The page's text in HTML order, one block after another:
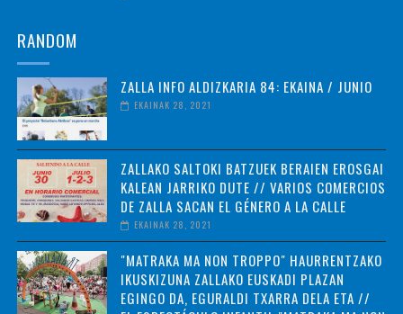
RANDOM
ZALLA INFO ALDIZKARIA 84: EKAINA / JUNIO
EKAINAK 28, 2021
ZALLAKO SALTOKI BATZUEK BERAIEN EROSGAI
KALEAN JARRIKO DUTE // VARIOS COMERCIOS
DE ZALLA SACAN EL GÉNERO A LA CALLE
EKAINAK 28, 2021
"MATRAKA MA NON TROPPO" HAURRENTZAKO
IKUSKIZUNA ZALLAKO EUSKADI PLAZAN
EGINGO DA, EGURALDI TXARRA DELA ETA //